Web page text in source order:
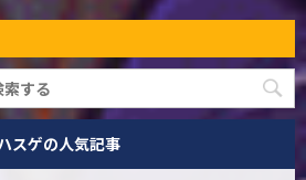
スゲの人気記事